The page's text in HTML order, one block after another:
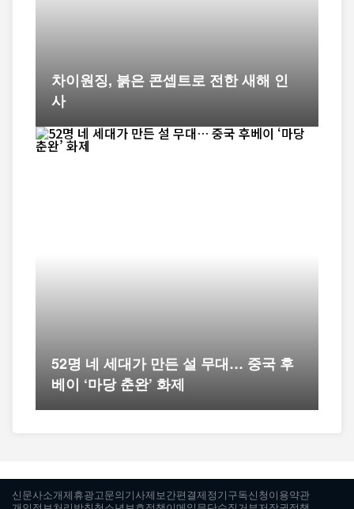
차이원징, 붉은 콘셉트로 전한 새해 인
사
52명 네 세대가 만든 설 무대… 중국 후
베이 ‘마당 춘완’ 화제
신문사소개제휴광고문의기사제보간편결제정기구독신청이용약관